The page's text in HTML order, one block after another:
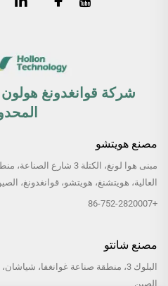
شركة قوانغدونغ هولون
مصنع هويتشو
مبنى هوا لونغ، الكتلة 3
العالية، هويتشنغ، هويتشو، قوانغدونغ،
+86-752-2820007
مصنع شانتو
البلوك 3، منطقة صناعة غوانغفا،
الصين